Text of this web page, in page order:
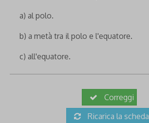
a) al polo.
b) a metà tra il polo e l'equatore.
c) all'equatore.
Correggi
Ricarica la scheda